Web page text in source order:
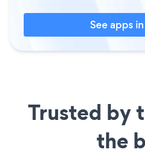
See apps
Trusted by
the